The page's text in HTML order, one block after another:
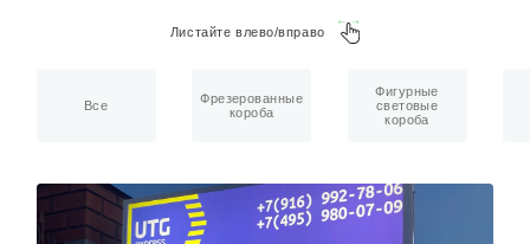
О КОМПАНИИЛистайте влево/вправо
Все
Фрезерованные
короба
Фигурные
световые
короба